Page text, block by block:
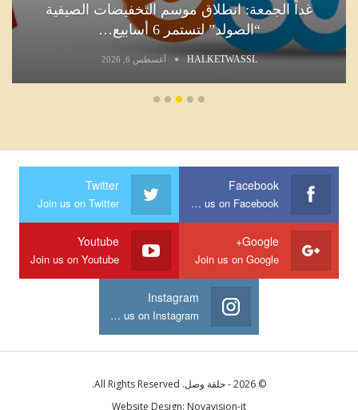
غداً الجمعة: انطلاق موسم التخفيضات الصيفية
“الصولد” لتستمر 6 أسابيع…
HALKETWASSL أغسطس 6, 2026
Facebook
Join us on Facebook
Twitter
Join us on Twitter
Google+
Join us on Google
Youtube
Join us on Youtube
Instagram
Join us on Instagram
© 2026 - حلقة وصل. All Rights Reserved.
Website Design: Novavision-it